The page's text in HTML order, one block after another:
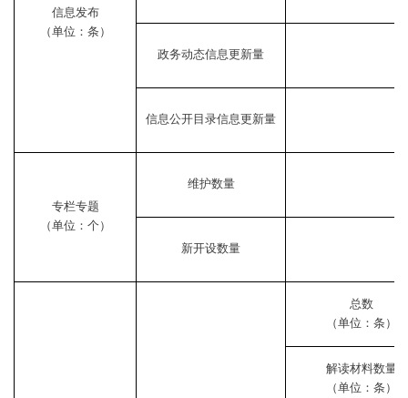
信息发布
（单位：条）
政务动态信息更新量
信息公开目录信息更新量
专栏专题
（单位：个）
维护数量
新开设数量
总数
（单位：条）
解读材料数量
（单位：条）